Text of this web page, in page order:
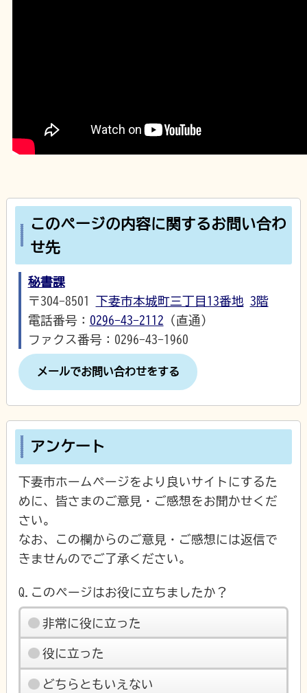
このページの内容に関するお問い合わ
せ先
秘書課
〒304-8501 下妻市本城町三丁目13番地 3階
電話番号： 0296-43-2112 （直通）
ファクス番号：0296-43-1960
メールでお問い合わせをする
アンケート
下妻市ホームページをより良いサイトにするた
めに、皆さまのご意見・ご感想をお聞かせくだ
さい。
なお、この欄からのご意見・ご感想には返信で
きませんのでご了承ください。
Q.このページはお役に立ちましたか？
非常に役に立った
役に立った
どちらともいえない